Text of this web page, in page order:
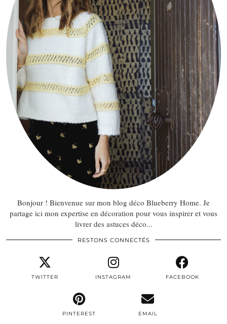
Bonjour ! Bienvenue sur mon blog déco Blueberry Home. Je
partage ici mon expertise en décoration pour vous inspirer et vous
livrer des astuces déco...
RESTONS CONNECTÉS
TWITTER INSTAGRAM FACEBOOK
PINTEREST EMAIL